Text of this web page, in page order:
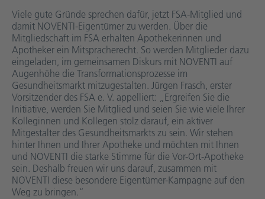
Viele gute Gründe sprechen dafür, jetzt FSA-Mitglied und
damit NOVENTI-Eigentümer zu werden. Über die
Mitgliedschaft im FSA erhalten Apothekerinnen und
Apotheker ein Mitspracherecht. So werden Mitglieder dazu
eingeladen, im gemeinsamen Diskurs mit NOVENTI auf
Augenhöhe die Transformationsprozesse im
Gesundheitsmarkt mitzugestalten. Jürgen Frasch, erster
Vorsitzender des FSA e. V. appelliert: „Ergreifen Sie die
Initiative, werden Sie Mitglied und seien Sie wie viele Ihrer
Kolleginnen und Kollegen stolz darauf, ein aktiver
Mitgestalter des Gesundheitsmarkts zu sein. Wir stehen
hinter Ihnen und Ihrer Apotheke und möchten mit Ihnen
und NOVENTI die starke Stimme für die Vor-Ort-Apotheke
sein. Deshalb freuen wir uns darauf, zusammen mit
NOVENTI diese besondere Eigentümer-Kampagne auf den
Weg zu bringen.“